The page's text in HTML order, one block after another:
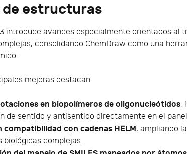
estructuras
introduce avances especialmente orientados al
consolidando ChemDraw como una
mejoras destacan:
en biopolímeros de oligonucleótidos,
de sentido y antisentido directamente en el
compatibilidad con cadenas HELM, ampliando
biológicas complejas.